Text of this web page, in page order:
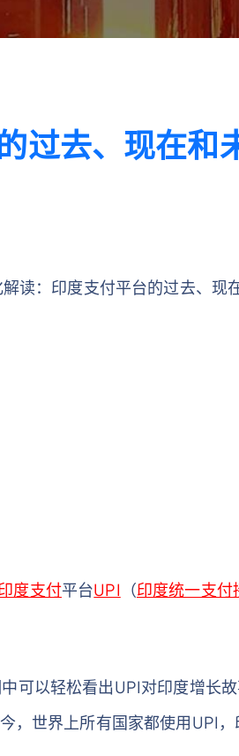
过去、现在和
读：印度支付平台的过去、现
度支付平台UPI （印度统一支付
可以轻松看出UPI对印度增长
，世界上所有国家都使用UPI，